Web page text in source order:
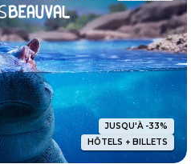
JUSQU'À -33%
HÔTELS + BILLETS